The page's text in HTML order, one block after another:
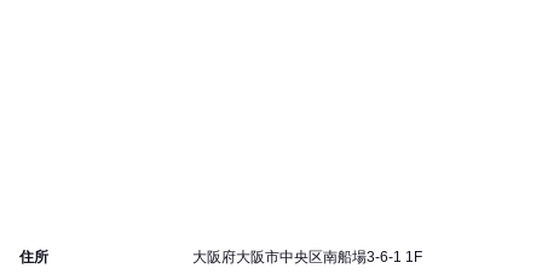
住所 大阪府大阪市中央区南船場3-6-1 1F